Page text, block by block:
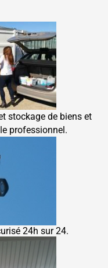
stockage de biens et
professionnel.
24h sur 24.